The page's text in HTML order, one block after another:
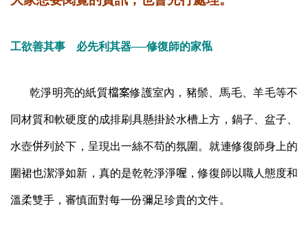
工欲善其事 必先利其器──修復師的家俬
乾淨明亮的紙質檔案修護室內 ，豬鬃、馬毛、羊毛等不
同材質和軟硬度的成排刷具懸掛於水槽上方，鍋子、盆子、
水壺併列於下，呈現出一絲不苟的氛圍。就連修復師身上的
圍裙也潔淨如新，真的是乾乾淨淨喔 ，修復師以職人態度和
溫柔雙手，審慎面對每一份彌足珍貴的文件。